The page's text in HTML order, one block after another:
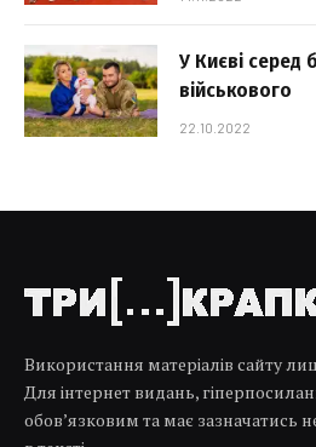
У Києві серед
військового
22.10.2022
Використання матеріалів сайту
Для інтернет видань,
обов’язковим та має зазначатись